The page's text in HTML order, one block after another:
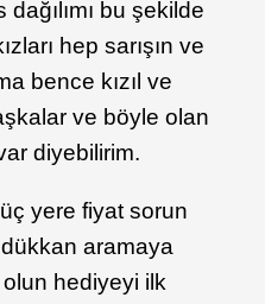
bu şekilde
hep sarışın ve
bence kızıl ve
ve böyle olan
diyebilirim.
yere fiyat sorun
dükkan aramaya
hediyeyi ilk